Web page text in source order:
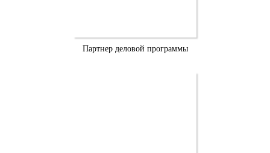
Партнер деловой программы